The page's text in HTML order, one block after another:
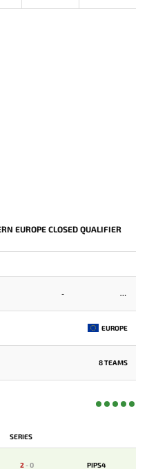
EUROPE CLOSED QUALIFIER
-
EUROPE
8 TEAMS
SERIES
2-0 PIPS4